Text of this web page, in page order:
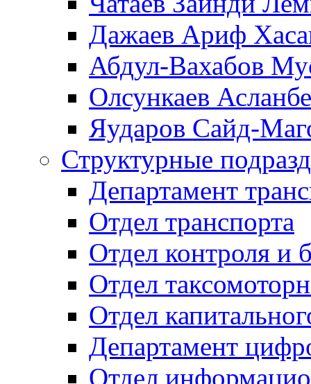
Дажаев Ариф
Абдул-Вахабов
Олсункаев
Яударов Сайд-
Структурные
Департамент
Отдел транспорта
Отдел контроля и
Отдел
Отдел
Департамент
Отдел